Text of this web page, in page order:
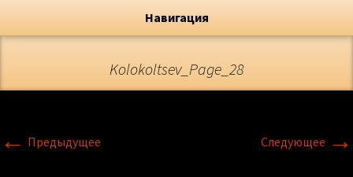
Флёрова Елена Николаевна
Художник, Официальный сайт
Навигация
Kolokoltsev_Page_28
← Предыдущее Следующее →